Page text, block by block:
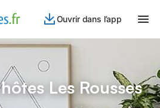
Ouvrir dans l’app
Les Rousses